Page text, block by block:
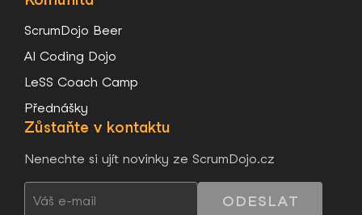
ScrumDojo Beer
AI Coding Dojo
LeSS Coach Camp
Přednášky
Zůstaňte v kontaktu
Nenechte si ujít novinky ze ScrumDojo.cz
ODESLAT